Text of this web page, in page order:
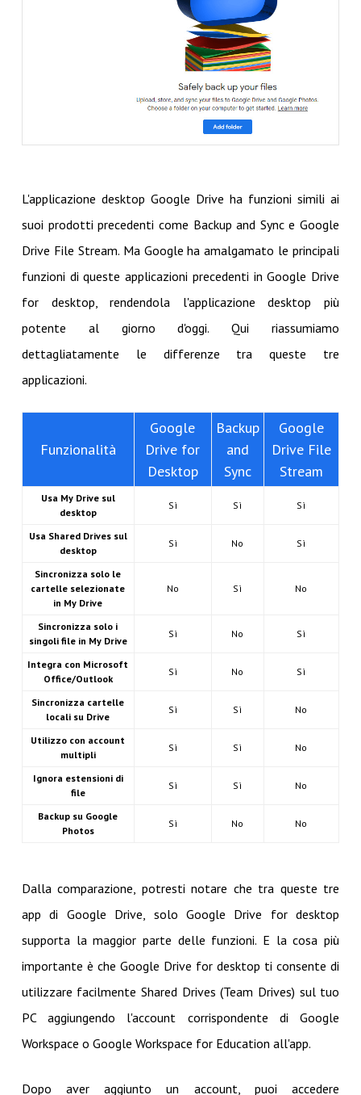
L'applicazione desktop Google Drive ha funzioni simili ai
suoi prodotti precedenti come Backup and Sync e Google
Drive File Stream. Ma Google ha amalgamato le principali
funzioni di queste applicazioni precedenti in Google Drive
for desktop, rendendola l'applicazione desktop più
potente al giorno d'oggi. Qui riassumiamo
dettagliatamente le differenze tra queste tre
applicazioni.
Funzionalità
Google
Drive for
Desktop
Backup
and
Sync
Google
Drive File
Stream
Usa My Drive sul
desktop
Sì Sì Sì
Usa Shared Drives sul
desktop
Sì No Sì
Sincronizza solo le
cartelle selezionate
in My Drive
No Sì No
Sincronizza solo i
singoli file in My Drive
Sì No Sì
Integra con Microsoft
Office/Outlook
Sì No Sì
Sincronizza cartelle
locali su Drive
Sì Sì No
Utilizzo con account
multipli
Sì Sì No
Ignora estensioni di
file
Sì Sì No
Backup su Google
Photos
Sì No No
Dalla comparazione, potresti notare che tra queste tre
app di Google Drive, solo Google Drive for desktop
supporta la maggior parte delle funzioni. E la cosa più
importante è che Google Drive for desktop ti consente di
utilizzare facilmente Shared Drives (Team Drives) sul tuo
PC aggiungendo l'account corrispondente di Google
Workspace o Google Workspace for Education all'app.
Dopo aver aggiunto un account, puoi accedere